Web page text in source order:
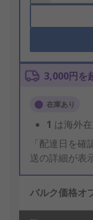
3,000円を
在庫あり
1 は海外
「配達日を
送の詳細が表
バルク価格オ